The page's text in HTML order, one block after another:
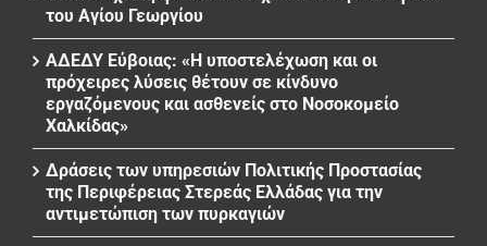
του Αγίου Γεωργίου
ΑΔΕΔΥ Εύβοιας: «Η υποστελέχωση και οι
πρόχειρες λύσεις θέτουν σε κίνδυνο
εργαζόμενους και ασθενείς στο Νοσοκομείο
Χαλκίδας»
Δράσεις των υπηρεσιών Πολιτικής Προστασίας
της Περιφέρειας Στερεάς Ελλάδας για την
αντιμετώπιση των πυρκαγιών